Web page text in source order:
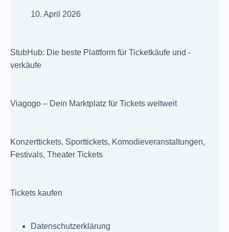
10. April 2026
StubHub: Die beste Plattform für Ticketkäufe und -
verkäufe
Viagogo – Dein Marktplatz für Tickets weltweit
Konzerttickets, Sporttickets, Komodieveranstaltungen,
Festivals, Theater Tickets
Tickets kaufen
Datenschutzerklärung